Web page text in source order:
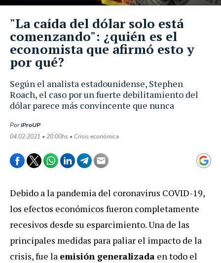
Según el analista estadounidense, Stephen
Roach, el caso por un fuerte debilitamiento del
dólar parece más convincente que nunca
PoriProUP
04.02.2021 • 20:00hs • Crisis económica
"La caída del dólar solo está
comenzando": ¿quién es el
economista que afirmó esto y
por qué?
Debido a la pandemia del coronavirus COVID-19,
los efectos económicos fueron completamente
recesivos desde su esparcimiento. Una de las
principales medidas para paliar el impacto de la
crisis, fue la emisión generalizada en todo el